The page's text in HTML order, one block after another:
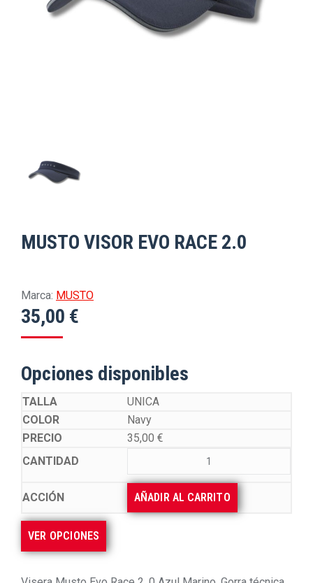
MUSTO VISOR EVO RACE 2.0
Marca: MUSTO
35,00 €
Opciones disponibles
UNICA
Navy
35,00 €
AÑADIR AL CARRITO
VER OPCIONES